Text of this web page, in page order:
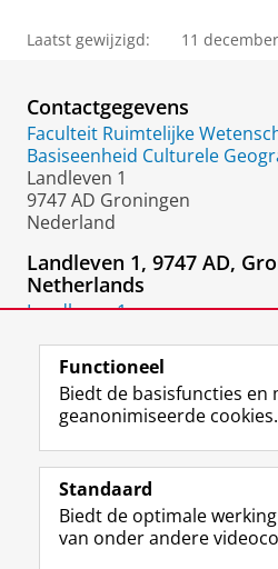
Laatst gewijzigd: 11
Contactgegevens
Faculteit Ruimtelijke
Basiseenheid Culturele
Landleven 1
9747 AD Groningen
Nederland
Landleven 1, 9747 AD,
Netherlands
Landleven 1
Volg de RUG
F
a
e
b
Studiekiezers
Functioneel
Biedt de basisfuncties en
geanonimiseerde cookies.
Standaard
Biedt de optimale
van onder andere